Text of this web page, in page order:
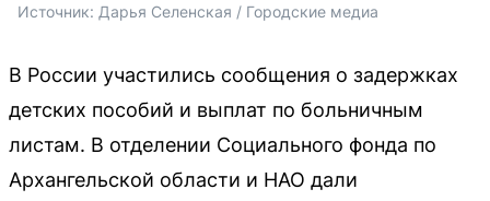
Источник: Дарья Селенская / Городские медиа
В России участились сообщения о задержках
детских пособий и выплат по больничным
листам. В отделении Социального фонда по
Архангельской области и НАО дали